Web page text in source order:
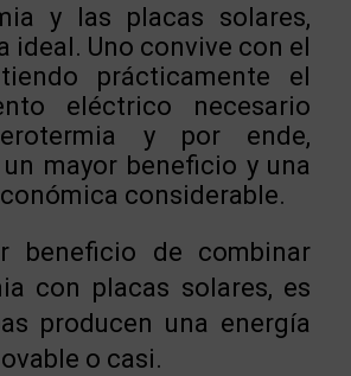
y las placas solares,
ideal. Uno convive con el
prácticamente el
eléctrico necesario
y por ende,
mayor beneficio y una
considerable.
beneficio de combinar
con placas solares, es
producen una energía
o casi.